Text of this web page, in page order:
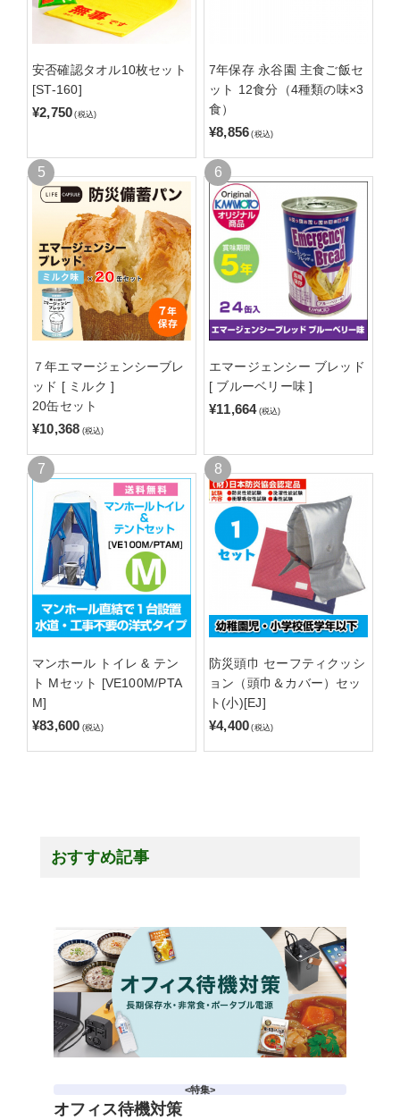
安否確認タオル10枚セット
[ST-160]
¥2,750 (税込)
7年保存 永谷園 主食ご飯セ
ット 12食分（4種類の味×3
食）
¥8,856 (税込)
７年エマージェンシーブレ
ッド [ ミルク ]
20缶セット
¥10,368 (税込)
エマージェンシー ブレッド
[ ブルーベリー味 ]
¥11,664 (税込)
マンホール トイレ & テン
ト Mセット [VE100M/PTA
M]
¥83,600 (税込)
防災頭巾 セーフティクッシ
ョン（頭巾＆カバー）セッ
ト(小)[EJ]
¥4,400 (税込)
おすすめ記事
<特集>
オフィス待機対策